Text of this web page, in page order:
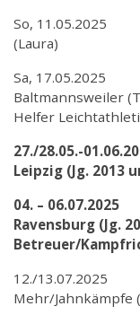
So,
(Laura)
Sa,
Baltmannsweiler
Helfer
27./28.05.-
Leipzig (Jg. 2013
04. –
Ravensburg (Jg.
Betreuer/
12./
Mehr/